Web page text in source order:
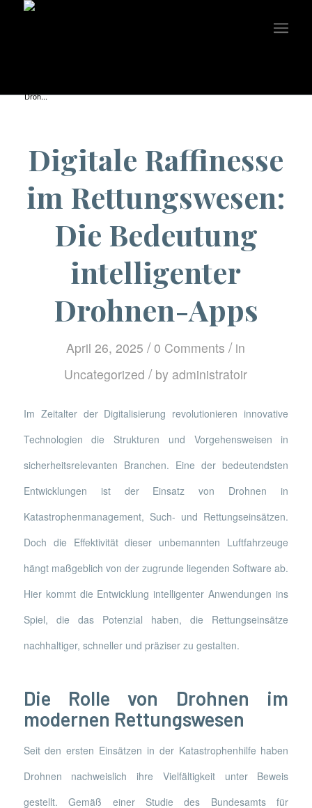
Droh...
Digitale Raffinesse
im Rettungswesen:
Die Bedeutung
intelligenter
Drohnen-Apps
April 26, 2025 / 0 Comments / in
Uncategorized / by administratoir
Im Zeitalter der Digitalisierung revolutionieren innovative
Technologien die Strukturen und Vorgehensweisen in
sicherheitsrelevanten Branchen. Eine der bedeutendsten
Entwicklungen ist der Einsatz von Drohnen in
Katastrophenmanagement, Such- und Rettungseinsätzen.
Doch die Effektivität dieser unbemannten Luftfahrzeuge
hängt maßgeblich von der zugrunde liegenden Software ab.
Hier kommt die Entwicklung intelligenter Anwendungen ins
Spiel, die das Potenzial haben, die Rettungseinsätze
nachhaltiger, schneller und präziser zu gestalten.
Die Rolle von Drohnen im
modernen Rettungswesen
Seit den ersten Einsätzen in der Katastrophenhilfe haben
Drohnen nachweislich ihre Vielfältigkeit unter Beweis
gestellt. Gemäß einer Studie des Bundesamts für